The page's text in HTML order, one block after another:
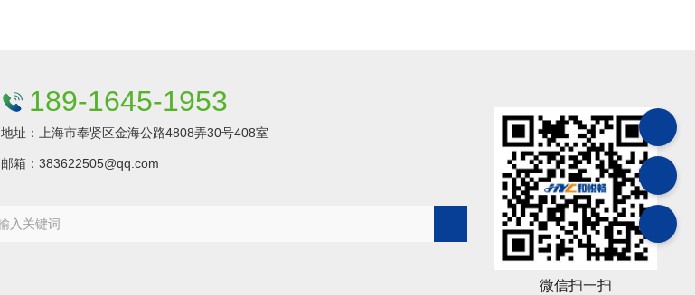
189-1645-1953
地址：上海市奉贤区金海公路4808弄30号408室
邮箱：383622505@qq.com
微信扫一扫